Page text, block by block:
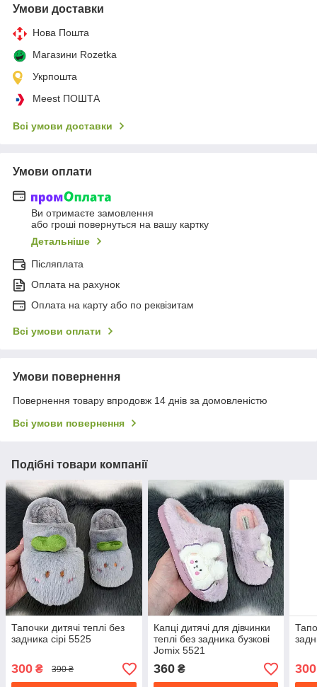
Умови доставки
Нова Пошта
Магазини Rozetka
Укрпошта
Meest ПОШТА
Всі умови доставки
Умови оплати
Ви отримаєте замовлення
або гроші повернуться на вашу картку
Детальніше
Післяплата
Оплата на рахунок
Оплата на карту або по реквізитам
Всі умови оплати
Умови повернення
Повернення товару впродовж 14 днів за домовленістю
Всі умови повернення
Подібні товари компанії
Тапочки дитячі теплі без
задника сірі 5525
300 ₴ 390 ₴
Капці дитячі для дівчинки
теплі без задника бузкові
Jomix 5521
360₴ 300